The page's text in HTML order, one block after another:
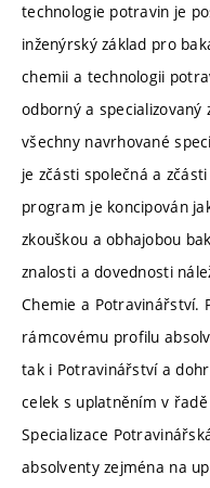
technologie potravin je
inženýrský základ pro
chemii a technologii
odborný a specializovaný
všechny navrhované
je zčásti společná a
program je koncipován
zkouškou a obhajobou
znalosti a dovednosti
Chemie a Potravinářství.
rámcovému profilu
tak i Potravinářství a
celek s uplatněním v
Specializace
absolventy zejména na